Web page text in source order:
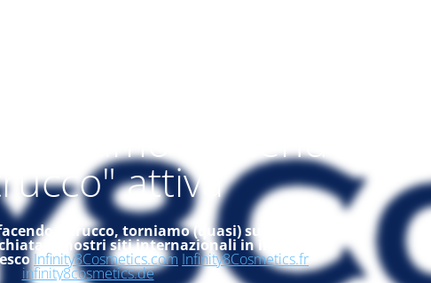
stiamo rifacendo
attiva
il trucco, torniamo (quasi) subito, nel
ai nostri siti internazionali in inglese, in
Infinity8Cosmetics.com Infinity8Cosmetics.fr
infinity8cosmetics.de